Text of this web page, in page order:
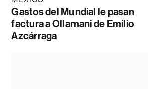
Gastos del Mundial le pasan
factura a Ollamani de Emilio
Azcárraga